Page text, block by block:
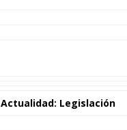
Actualidad: Legislación